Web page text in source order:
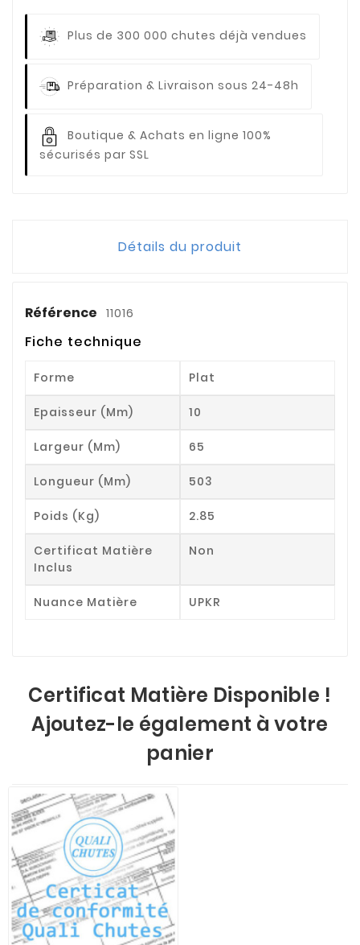
Plus de 300 000 chutes déjà vendues
Préparation & Livraison sous 24-48h
Boutique & Achats en ligne 100%
sécurisés par SSL
Détails du produit
Référence 11016
Fiche technique
Forme Plat
Epaisseur (mm) 10
Largeur (mm) 65
Longueur (mm) 503
Poids (kg) 2.85
Certificat Matière
Inclus
Non
Nuance Matière UPKR
Certificat Matière Disponible !
Ajoutez-le également à votre
panier